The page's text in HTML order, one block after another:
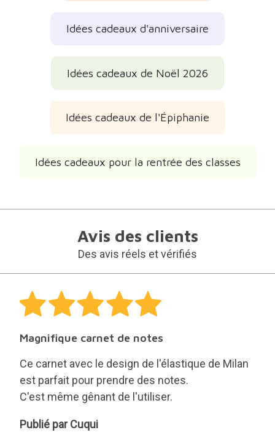
Idées cadeaux d'anniversaire
Idées cadeaux de Noël 2026
Idées cadeaux de l'Épiphanie
Idées cadeaux pour la rentrée des classes
Avis des clients
Des avis réels et vérifiés
Magnifique carnet de notes
Ce carnet avec le design de l'élastique de Milan
est parfait pour prendre des notes.
C'est même gênant de l'utiliser.
Cuqui
Publié par Cuqui